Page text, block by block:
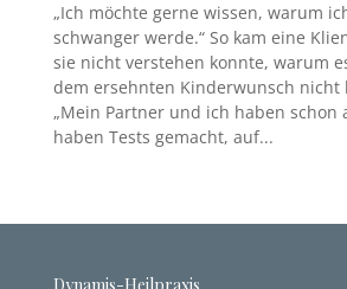
„Ich möchte gerne wissen, warum
schwanger werde.“ So kam eine
sie nicht verstehen konnte, warum
dem ersehnten Kinderwunsch nicht
„Mein Partner und ich haben schon
haben Tests gemacht, auf...